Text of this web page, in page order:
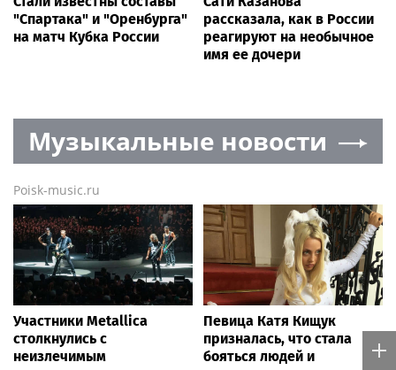
"Спартака" и "Оренбурга"
на матч Кубка России
рассказала, как в России
реагируют на необычное
имя ее дочери
Музыкальные новости
Poisk-music.ru
Участники Metallica
столкнулись с
неизлечимым
Певица Катя Кищук
призналась, что стала
бояться людей и